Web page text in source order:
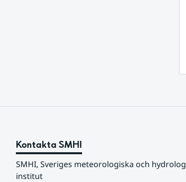
Kontakta SMHI
SMHI, Sveriges meteorologiska och
institut